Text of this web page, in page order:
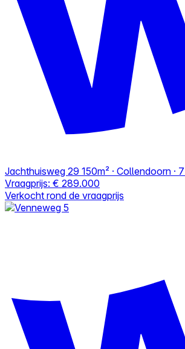
Jachthuisweg 29 150m² · Collendoorn ·
Vraagprijs: € 289.000
Verkocht rond de vraagprijs